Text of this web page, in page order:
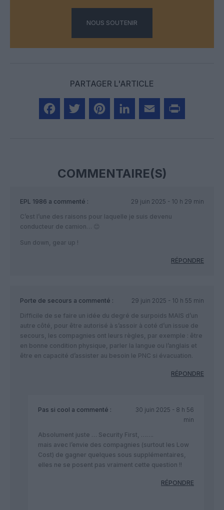
NOUS SOUTENIR
PARTAGER L'ARTICLE
COMMENTAIRE(S)
EPL 1986 a commenté :
29 juin 2025 - 10 h 29 min
C’est l’une des raisons pour laquelle je suis devenu
conducteur de camion… 😊
Sun down, gear up !
RÉPONDRE
Porte de secours a commenté :
29 juin 2025 - 10 h 55 min
Difficile de se faire un idée du degré de surpoids MAIS d’un
autre côté, pour être autorisé à s’assoir à coté d’un issue de
secours, les compagnies ont leurs règles, par exemple : être
en bonne condition physique, parler la langue ou l’anglais et
être en capacité d’assister au besoin le PNC si évacuation.
RÉPONDRE
Pas si cool a commenté :
30 juin 2025 - 8 h 56
min
Absolument juste … Security First, …….
mais avec l’envie des compagnies (surtout les Low
Cost) de gagner quelques sous supplémentaires,
elles ne se posent pas vraiment cette question !!
RÉPONDRE